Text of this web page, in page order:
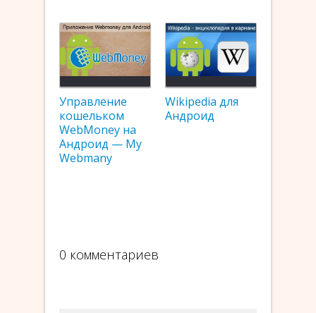
Управление
кошельком
WebMoney на
Андроид — My
Webmany
Wikipedia для
Андроид
0 комментариев